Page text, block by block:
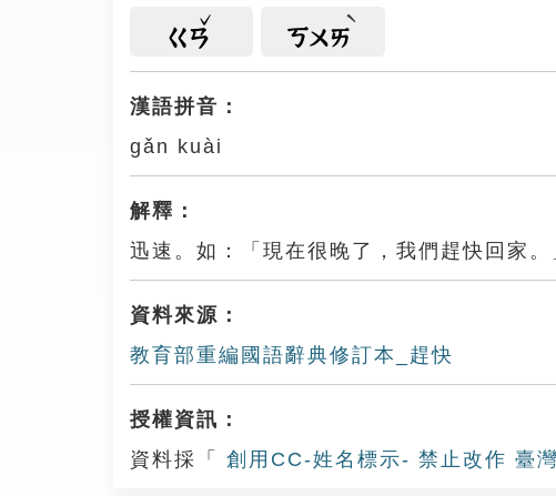
ㄍㄢ ㄎㄨㄞ
漢語拼音：
gǎn kuài
解釋：
迅速。如：「現在很晚了，我們趕快回家。
資料來源：
教育部重編國語辭典修訂本_趕快
授權資訊：
資料採「
創用CC-姓名標示- 禁止改作 臺